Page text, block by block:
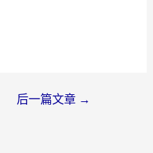
后一篇文章 →